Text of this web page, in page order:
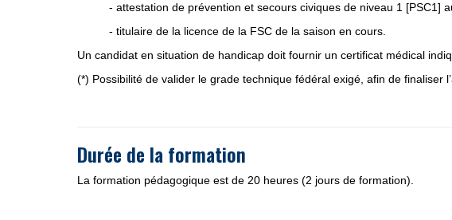
- attestation de prévention et secours civiques de niveau 1 [PSC1]
- titulaire de la licence de la FSC de la saison en cours.
Un candidat en situation de handicap doit fournir un certificat médical
(*) Possibilité de valider le grade technique fédéral exigé, afin de finaliser
Durée de la formation
La formation pédagogique est de 20 heures (2 jours de formation).